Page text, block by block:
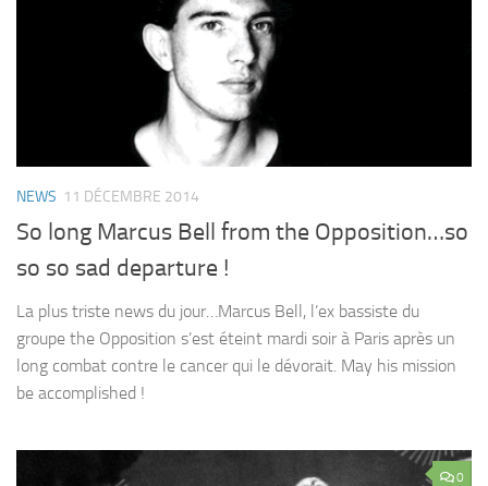
NEWS 11 DÉCEMBRE 2014
So long Marcus Bell from the Opposition…so
so so sad departure !
La plus triste news du jour…Marcus Bell, l’ex bassiste du
groupe the Opposition s’est éteint mardi soir à Paris après un
long combat contre le cancer qui le dévorait. May his mission
be accomplished !
0